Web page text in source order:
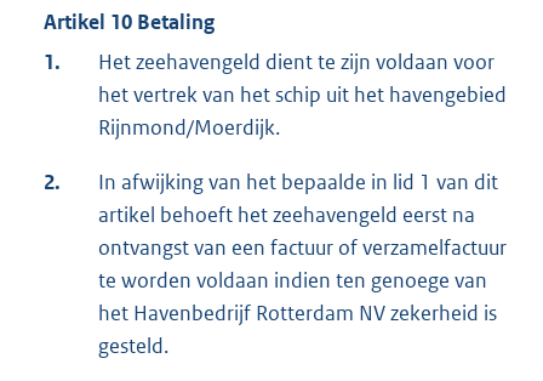
Artikel 10 Betaling
1.
Het zeehavengeld dient te zijn voldaan voor
het vertrek van het schip uit het havengebied
Rijnmond/Moerdijk.
2.
In afwijking van het bepaalde in lid 1 van dit
artikel behoeft het zeehavengeld eerst na
ontvangst van een factuur of verzamelfactuur
te worden voldaan indien ten genoege van
het Havenbedrijf Rotterdam NV zekerheid is
gesteld.